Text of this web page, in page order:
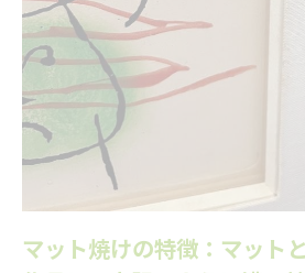
マット焼けの特徴：マット